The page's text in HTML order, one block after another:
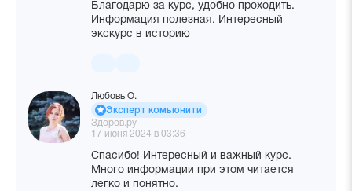
Благодарю за курс, удобно проходить.
Информация полезная. Интересный
экскурс в историю
Любовь О.
Эксперт комьюнити
Здоров.ру
17 июня 2024 в 03:36
Спасибо! Интересный и важный курс.
Много информации при этом читается
легко и понятно.